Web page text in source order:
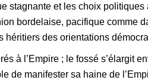
stagnante et les choix
bordelaise, pacifique
des orientations
à l’Empire ; le fossé s’élargit
de manifester sa haine de